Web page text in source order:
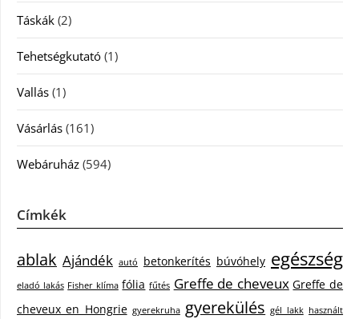
Táskák (2)
Tehetségkutató (1)
Vallás (1)
Vásárlás (161)
Webáruház (594)
Címkék
ablak Ajándék autó betonkerítés búvóhely egészség
eladó lakás Fisher klíma fólia fűtés Greffe de cheveux Greffe de
cheveux en Hongrie gyerekruha gyerekülés gél lakk használt